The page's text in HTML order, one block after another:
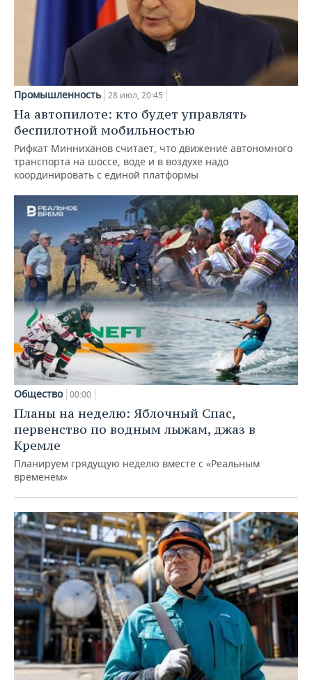
Промышленность 28 июл, 20:45
На автопилоте: кто будет управлять
беспилотной мобильностью
Рифкат Минниханов считает, что движение автономного
транспорта на шоссе, воде и в воздухе надо
координировать с единой платформы
Общество 00:00
Планы на неделю: Яблочный Спас,
первенство по водным лыжам, джаз в
Кремле
Планируем грядущую неделю вместе с «Реальным
временем»